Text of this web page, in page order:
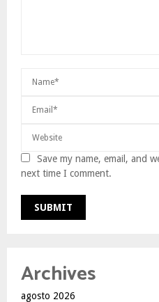
Save my name, email, and
next time I comment.
Archives
agosto 2026